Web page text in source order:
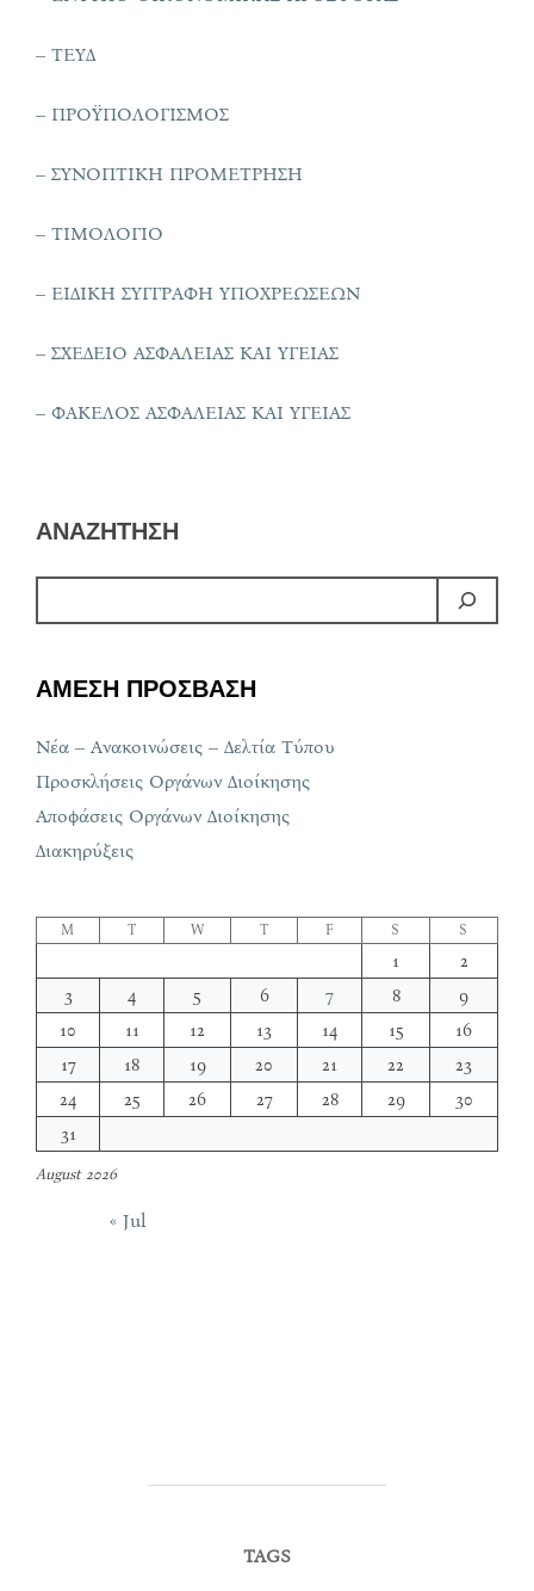
– ΤΕΥΔ
– ΠΡΟΫΠΟΛΟΓΙΣΜΟΣ
– ΣΥΝΟΠΤΙΚΗ ΠΡΟΜΕΤΡΗΣΗ
– ΤΙΜΟΛΟΓΙΟ
– ΕΙΔΙΚΗ ΣΥΓΓΡΑΦΗ ΥΠΟΧΡΕΩΣΕΩΝ
– ΣΧΕΔΕΙΟ ΑΣΦΑΛΕΙΑΣ ΚΑΙ ΥΓΕΙΑΣ
– ΦΑΚΕΛΟΣ ΑΣΦΑΛΕΙΑΣ ΚΑΙ ΥΓΕΙΑΣ
ΑΝΑΖΗΤΗΣΗ
ΑΜΕΣΗ ΠΡΟΣΒΑΣΗ
Νέα – Ανακοινώσεις – Δελτία Τύπου
Προσκλήσεις Οργάνων Διοίκησης
Αποφάσεις Οργάνων Διοίκησης
Διακηρύξεις
August 2026
M T W T F S S
1
2
3
4 5 6 7 8
9
10
11 12 13 14 15
16
17
18 19 20 21 22
23
24
25 26 27 28 29
30
31
« Jul
TAGS